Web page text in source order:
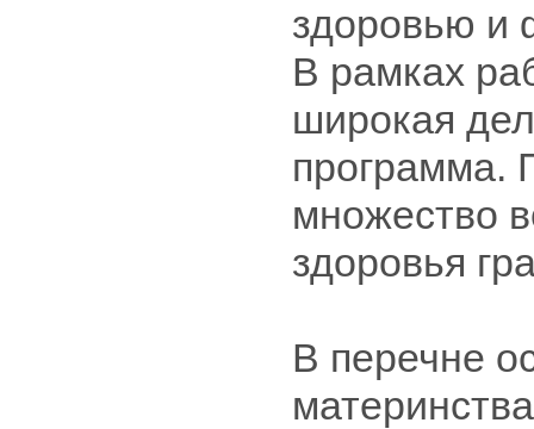
здоровью
В рамках
широкая
программа.
множество
здоровья
В перечне